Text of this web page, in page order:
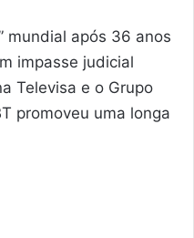
mundial após 36 anos
impasse judicial
Televisa e o Grupo
promoveu uma longa